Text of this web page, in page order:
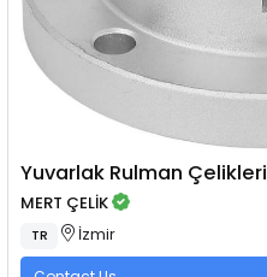
Yuvarlak Rulman Çelikleri
MERT ÇELİK
TR İzmir